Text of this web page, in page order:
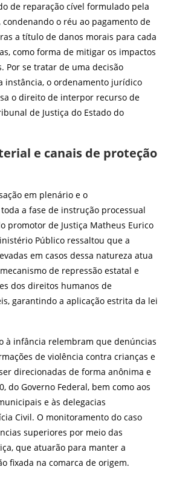
de reparação cível formulado pela
condenando o réu ao pagamento de
a título de danos morais para cada
como forma de mitigar os impactos
Por se tratar de uma decisão
instância, o ordenamento jurídico
o direito de interpor recurso de
de Justiça do Estado do
e canais de proteção
em plenário e o
a fase de instrução processual
promotor de Justiça Matheus Eurico
Público ressaltou que a
em casos dessa natureza atua
de repressão estatal e
dos direitos humanos de
garantindo a aplicação estrita da lei
à infância relembram que denúncias
de violência contra crianças e
direcionadas de forma anônima e
do Governo Federal, bem como aos
e às delegacias
Civil. O monitoramento do caso
superiores por meio das
que atuarão para manter a
fixada na comarca de origem.